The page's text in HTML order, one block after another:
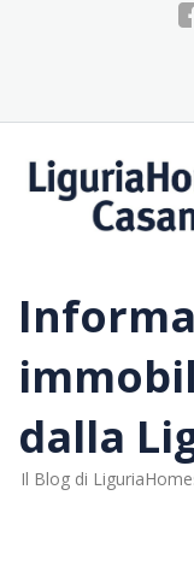
dalla
Il Blog di